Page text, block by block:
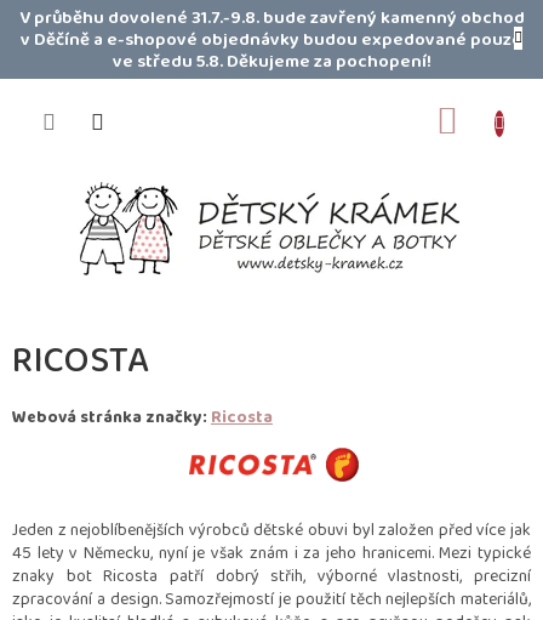
PřejítV průběhu dovolené 31.7.-9.8. bude zavřený kamenný obchod
v Děčíně a e-shopové objednávky budou expedované pouze
ve středu 5.8. Děkujeme za pochopení!
RICOSTA
Webová stránka značky:Ricosta
Jeden z nejoblíbenějších výrobců dětské obuvi byl založen před více jak
45 lety v Německu, nyní je však znám i za jeho hranicemi. Mezi typické
znaky bot Ricosta patří dobrý střih, výborné vlastnosti, precizní
zpracování a design. Samozřejmostí je použití těch nejlepších materiálů,